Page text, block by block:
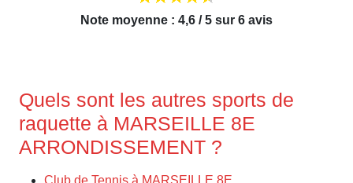
Note moyenne : 4,6 / 5 sur 6 avis
Quels sont les autres sports de
raquette à MARSEILLE 8E
ARRONDISSEMENT ?